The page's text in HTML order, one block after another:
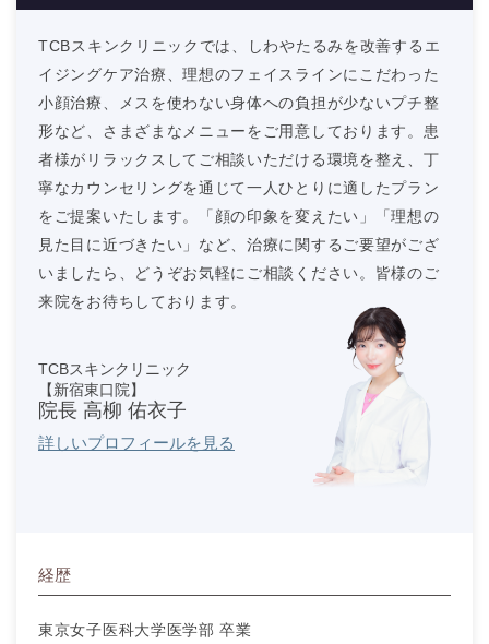
TCBスキンクリニックでは、しわやたるみを改善するエ
イジングケア治療、理想のフェイスラインにこだわった
小顔治療、メスを使わない身体への負担が少ないプチ整
形など、さまざまなメニューをご用意しております。患
者様がリラックスしてご相談いただける環境を整え、丁
寧なカウンセリングを通じて一人ひとりに適したプラン
をご提案いたします。「顔の印象を変えたい」「理想の
見た目に近づきたい」など、治療に関するご要望がござ
いましたら、どうぞお気軽にご相談ください。皆様のご
来院をお待ちしております。
TCBスキンクリニック
【新宿東口院】
院長 高柳 佑衣子
詳しいプロフィールを見る
経歴
東京女子医科大学医学部 卒業